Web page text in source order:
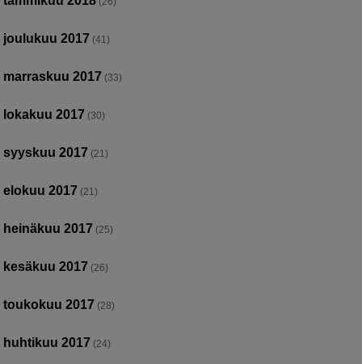
joulukuu 2017 (41)
marraskuu 2017 (33)
lokakuu 2017 (30)
syyskuu 2017 (21)
elokuu 2017 (21)
heinäkuu 2017 (25)
kesäkuu 2017 (26)
toukokuu 2017 (28)
huhtikuu 2017 (24)